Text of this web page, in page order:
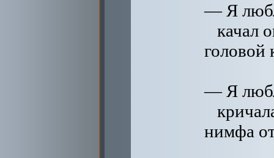
— Я
качал
головой
— Я
нимфа